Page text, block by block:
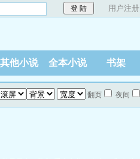
用户注册
其他小说 全本小说 书架
翻页 夜间